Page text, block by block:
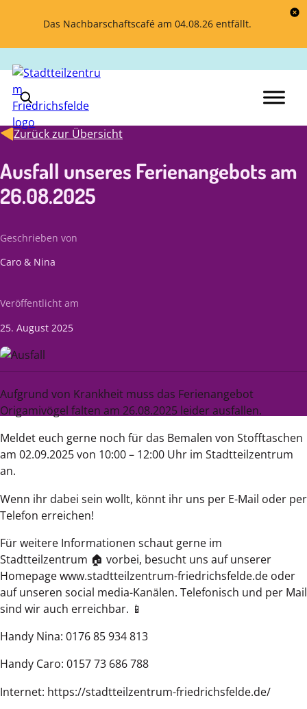
Das Nachbarschaftscafé am 04.08.26 entfällt.
Ausfall unseres Ferienangebots am
26.08.2025
Geschrieben von
Caro & Nina
Veröffentlicht am
25. August 2025
Zurück zur Übersicht
Aufgrund von Krankheit muss das Ferienangebot
Origamivögel falten am 26.08.2025 leider ausfallen.
Meldet euch gerne noch für das Bemalen von Stofftaschen
am 02.09.2025 von 10:00 – 12:00 Uhr im Stadtteilzentrum
an.
Wenn ihr dabei sein wollt, könnt ihr uns per E-Mail oder per
Telefon erreichen!
Für weitere Informationen schaut gerne im
Stadtteilzentrum 🏠 vorbei, besucht uns auf unserer
Homepage www.stadtteilzentrum-friedrichsfelde.de oder
auf unseren social media-Kanälen. Telefonisch und per Mail
sind wir auch erreichbar. 📱
Handy Nina: 0176 85 934 813
Handy Caro: 0157 73 686 788
Internet: https://stadtteilzentrum-friedrichsfelde.de/